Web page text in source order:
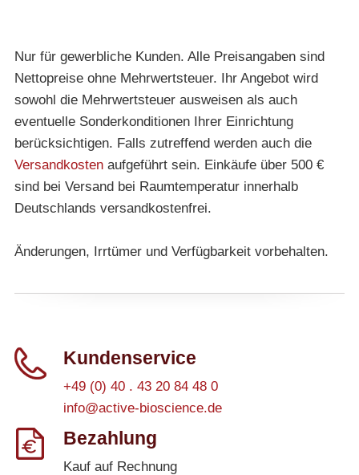
Nur für gewerbliche Kunden. Alle Preisangaben sind
Nettopreise ohne Mehrwertsteuer. Ihr Angebot wird
sowohl die Mehrwertsteuer ausweisen als auch
eventuelle Sonderkonditionen Ihrer Einrichtung
berücksichtigen. Falls zutreffend werden auch die
Versandkostenaufgeführt sein. Einkäufe über 500 €
sind bei Versand bei Raumtemperatur innerhalb
Deutschlands versandkostenfrei.
Änderungen, Irrtümer und Verfügbarkeit vorbehalten.
Kundenservice
+49 (0) 40 . 43 20 84 48 0
info@active-bioscience.de
Bezahlung
Kauf auf Rechnung